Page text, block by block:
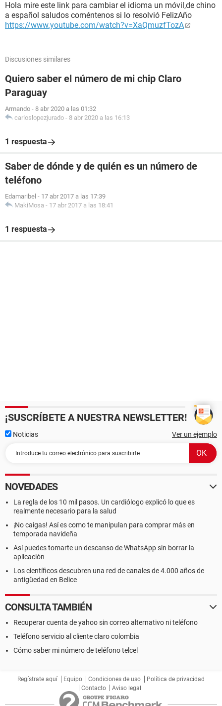
Hola mire este link para cambiar el idioma un móvil,de chino
a español saludos coméntenos si lo resolvió FelizAño
https://www.youtube.com/watch?v=XaQmuzfTozA
Discusiones similares
Quiero saber el número de mi chip Claro
Paraguay
Armando - 8 abr 2020 a las 01:32
carloslopezjurado - 8 abr 2020 a las 16:13
1 respuesta
Saber de dónde y de quién es un número de
teléfono
Edamaribel - 17 abr 2017 a las 17:39
MakiMosa - 17 abr 2017 a las 18:41
1 respuesta
¡SUSCRÍBETE A NUESTRA NEWSLETTER!
Noticias Ver un ejemplo
NOVEDADES
La regla de los 10 mil pasos. Un cardiólogo explicó lo que es
realmente necesario para la salud
¡No caigas! Así es como te manipulan para comprar más en
temporada navideña
Así puedes tomarte un descanso de WhatsApp sin borrar la
aplicación
Los científicos descubren una red de canales de 4.000 años de
antigüedad en Belice
CONSULTA TAMBIÉN
Recuperar cuenta de yahoo sin correo alternativo ni teléfono
Teléfono servicio al cliente claro colombia
Cómo saber mi número de teléfono telcel
Regístrate aquí Equipo Condiciones de uso
Política de privacidad
Contacto
Aviso legal